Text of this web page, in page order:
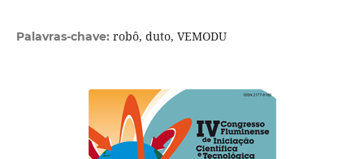
Palavras-chave: robô, duto, VEMODU